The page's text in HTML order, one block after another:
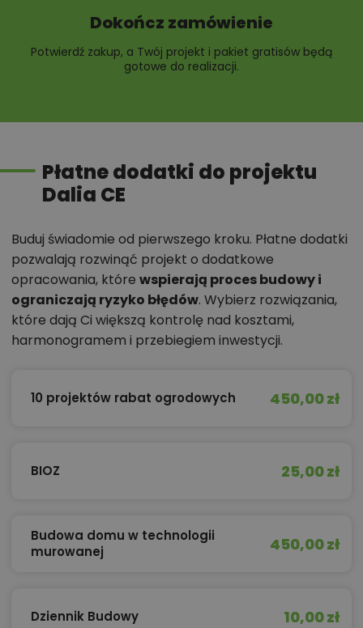
Dokończ zamówienie
Potwierdź zakup, a Twój projekt i pakiet gratisów będą
gotowe do realizacji.
Płatne dodatki do projektu
Dalia CE
Buduj świadomie od pierwszego kroku. Płatne dodatki
pozwalają rozwinąć projekt o dodatkowe
opracowania, które wspierają proces budowy i
ograniczają ryzyko błędów. Wybierz rozwiązania,
które dają Ci większą kontrolę nad kosztami,
harmonogramem i przebiegiem inwestycji.
10 projektów rabat ogrodowych 450,00 zł
BIOZ 25,00 zł
Budowa domu w technologii
murowanej
450,00 zł
Dziennik Budowy 10,00 zł